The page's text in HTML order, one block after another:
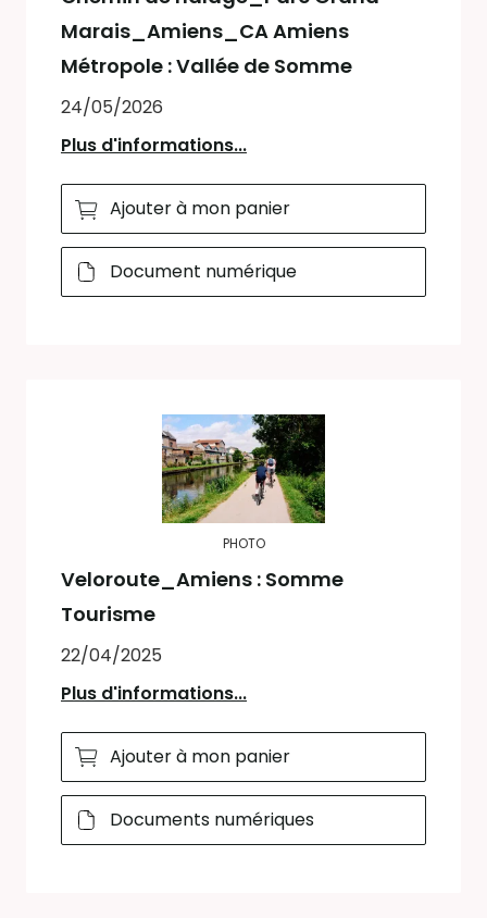
Marais_Amiens_CA Amiens
Métropole : Vallée de Somme
24/05/2026
Plus d'informations...
Ajouter à mon panier
Document numérique
PHOTO
Veloroute_Amiens : Somme
Tourisme
22/04/2025
Plus d'informations...
Ajouter à mon panier
Documents numériques